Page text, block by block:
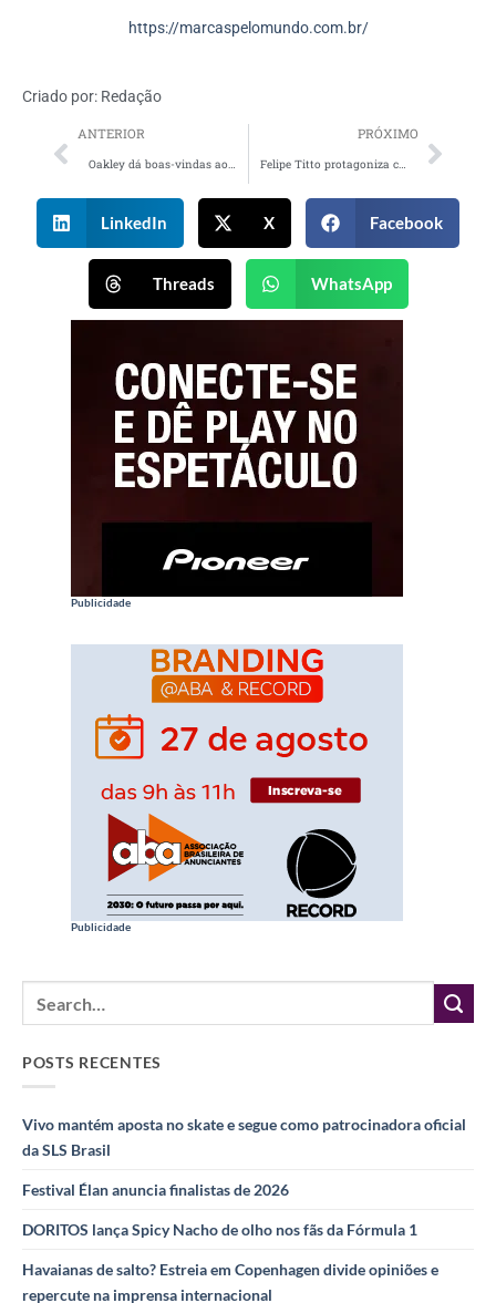
https://marcaspelomundo.com.br/
Criado por: Redação
ANTERIOR PRÓXIMO
Felipe Titto protagoniza campanha de Dia dos Pais da Urban Performance ao lado de seu filho
LinkedIn X Facebook
Threads WhatsApp
Publicidade
Publicidade
POSTS RECENTES
Vivo mantém aposta no skate e segue como patrocinadora oficial
da SLS Brasil
Festival Élan anuncia finalistas de 2026
DORITOS lança Spicy Nacho de olho nos fãs da Fórmula 1
Havaianas de salto? Estreia em Copenhagen divide opiniões e
repercute na imprensa internacional